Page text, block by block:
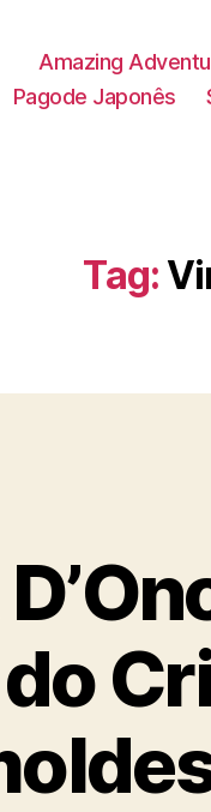
Amazing
Pagode Japonês
Tag:
do